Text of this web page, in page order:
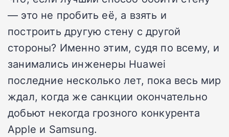
— это не пробить её, а взять и
построить другую стену с другой
стороны? Именно этим, судя по всему, и
занимались инженеры Huawei
последние несколько лет, пока весь мир
ждал, когда же санкции окончательно
добьют некогда грозного конкурента
Apple и Samsung.